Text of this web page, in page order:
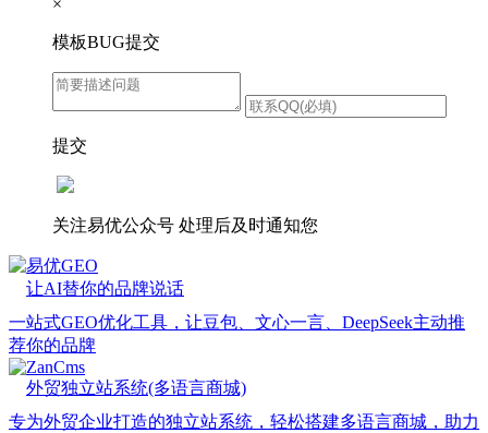
×
模板BUG提交
提交
关注易优公众号 处理后及时通知您
易优GEO
让AI替你的品牌说话
一站式GEO优化工具，让豆包、文心一言、DeepSeek主动推
荐你的品牌
ZanCms
外贸独立站系统(多语言商城)
专为外贸企业打造的独立站系统，轻松搭建多语言商城，助力